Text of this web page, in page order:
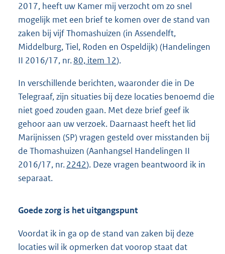
2017, heeft uw Kamer mij verzocht om zo snel
mogelijk met een brief te komen over de stand van
zaken bij vijf Thomashuizen (in Assendelft,
Middelburg, Tiel, Roden en Ospeldijk) (Handelingen
II 2016/17, nr.80, item 12).
In verschillende berichten, waaronder die in De
Telegraaf, zijn situaties bij deze locaties benoemd die
niet goed zouden gaan. Met deze brief geef ik
gehoor aan uw verzoek. Daarnaast heeft het lid
Marijnissen (SP) vragen gesteld over misstanden bij
de Thomashuizen (Aanhangsel Handelingen II
2016/17, nr.2242). Deze vragen beantwoord ik in
separaat.
Goede zorg is het uitgangspunt
Voordat ik in ga op de stand van zaken bij deze
locaties wil ik opmerken dat voorop staat dat